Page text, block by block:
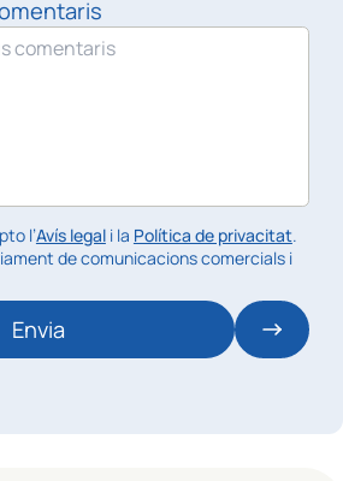
l’Avís legali la Política de privacitat.
de comunicacions comercials i
Envia